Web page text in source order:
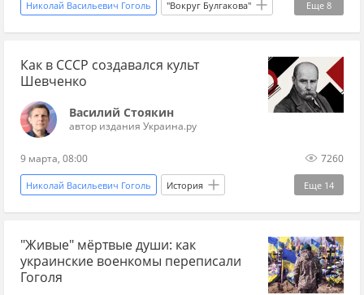
Еще 8
Николай Васильевич Гоголь "Вокруг Булгакова"
История СССР Михаил Булгаков
КГБ писатель русская литература
Как в СССР создавался культ
Шевченко
Василий Стоякин
автор издания Украина.ру
9 марта, 08:00 7260
Еще 14
Николай Васильевич Гоголь История
История история Украины
история Малороссии Тарас Шевченко
Иосиф Сталин
"Живые" мёртвые души: как
украинские военкомы переписали
Гоголя